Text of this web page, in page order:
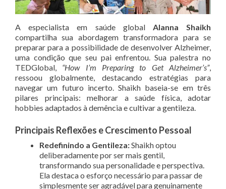
A especialista em saúde global Alanna Shaikh
compartilha sua abordagem transformadora para se
preparar para a possibilidade de desenvolver Alzheimer,
uma condição que seu pai enfrentou. Sua palestra no
TEDGlobal, “How I’m Preparing to Get Alzheimer’s”,
ressoou globalmente, destacando estratégias para
navegar um futuro incerto. Shaikh baseia-se em três
pilares principais: melhorar a saúde física, adotar
hobbies adaptados à demência e cultivar a gentileza.
Principais Reflexões e Crescimento Pessoal
Redefinindo a Gentileza:Shaikh optou
deliberadamente por ser mais gentil,
transformando sua personalidade e perspectiva.
Ela destaca o esforço necessário para passar de
simplesmente ser agradável para genuinamente